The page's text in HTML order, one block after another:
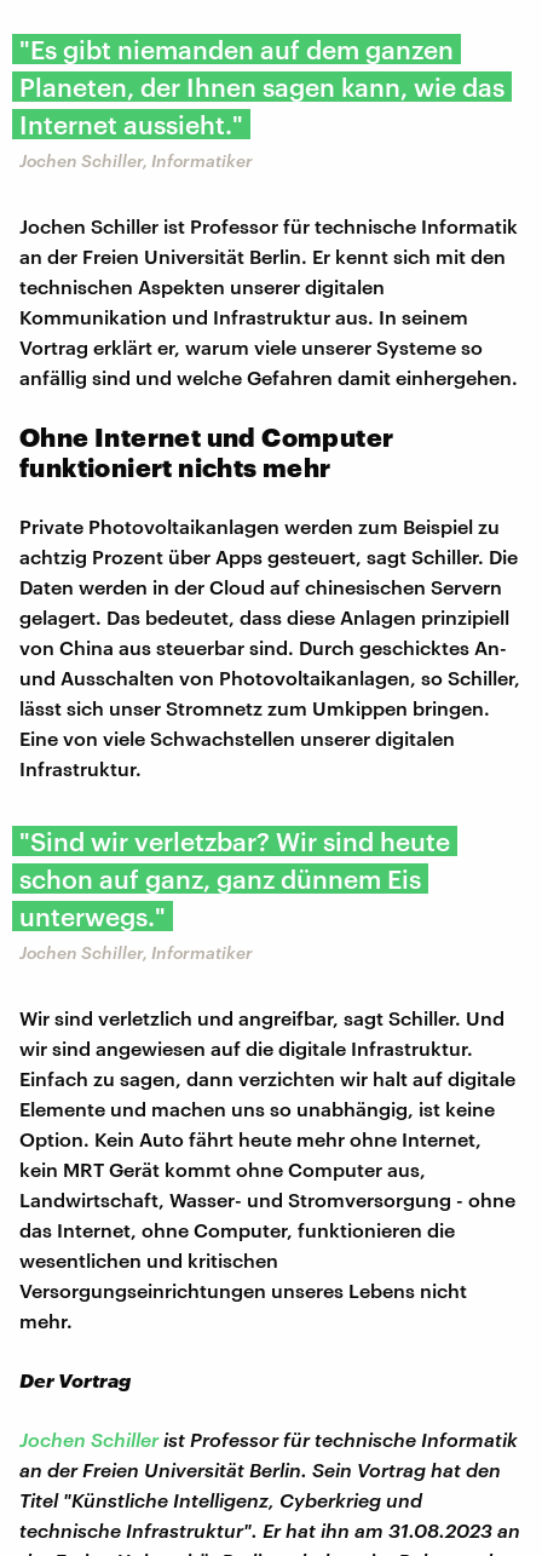
"Es gibt niemanden auf dem ganzen
Planeten, der Ihnen sagen kann, wie das
Internet aussieht."
Jochen Schiller, Informatiker
Jochen Schiller ist Professor für technische Informatik
an der Freien Universität Berlin. Er kennt sich mit den
technischen Aspekten unserer digitalen
Kommunikation und Infrastruktur aus. In seinem
Vortrag erklärt er, warum viele unserer Systeme so
anfällig sind und welche Gefahren damit einhergehen.
Ohne Internet und Computer
funktioniert nichts mehr
Private Photovoltaikanlagen werden zum Beispiel zu
achtzig Prozent über Apps gesteuert, sagt Schiller. Die
Daten werden in der Cloud auf chinesischen Servern
gelagert. Das bedeutet, dass diese Anlagen prinzipiell
von China aus steuerbar sind. Durch geschicktes An-
und Ausschalten von Photovoltaikanlagen, so Schiller,
lässt sich unser Stromnetz zum Umkippen bringen.
Eine von viele Schwachstellen unserer digitalen
Infrastruktur.
"Sind wir verletzbar? Wir sind heute
schon auf ganz, ganz dünnem Eis
unterwegs."
Jochen Schiller, Informatiker
Wir sind verletzlich und angreifbar, sagt Schiller. Und
wir sind angewiesen auf die digitale Infrastruktur.
Einfach zu sagen, dann verzichten wir halt auf digitale
Elemente und machen uns so unabhängig, ist keine
Option. Kein Auto fährt heute mehr ohne Internet,
kein MRT Gerät kommt ohne Computer aus,
Landwirtschaft, Wasser- und Stromversorgung - ohne
das Internet, ohne Computer, funktionieren die
wesentlichen und kritischen
Versorgungseinrichtungen unseres Lebens nicht
mehr.
Der Vortrag
Jochen Schillerist Professor für technische Informatik
an der Freien Universität Berlin. Sein Vortrag hat den
Titel "Künstliche Intelligenz, Cyberkrieg und
technische Infrastruktur". Er hat ihn am 31.08.2023 an